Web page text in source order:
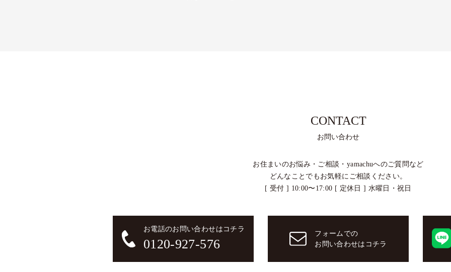
CONTACT
お問い合わせ
お住まいのお悩み・ご相談・ yamachuへのご質問など
どんなことでもお気軽にご相談ください。
[ 受付 ] 10:00〜17:00 [ 定休日 ] 水曜日・祝日
お電話のお問い合わせはコチラ
0120-927-576
フォームでの
お問い合わせはコチラ